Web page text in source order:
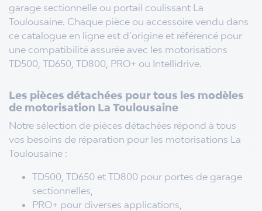
garage sectionnelle ou portail coulissant La
Toulousaine. Chaque pièce ou accessoire vendu dans
ce catalogue en ligne est d’origine et référencé pour
une compatibilité assurée avec les motorisations
TD500, TD650, TD800, PRO+ ou Intellidrive.
Les pièces détachées pour tous les modèles
de motorisation La Toulousaine
Notre sélection de pièces détachées répond à tous
vos besoins de réparation pour les motorisations La
Toulousaine :
TD500, TD650 et TD800 pour portes de garage
sectionnelles,
PRO+ pour diverses applications,